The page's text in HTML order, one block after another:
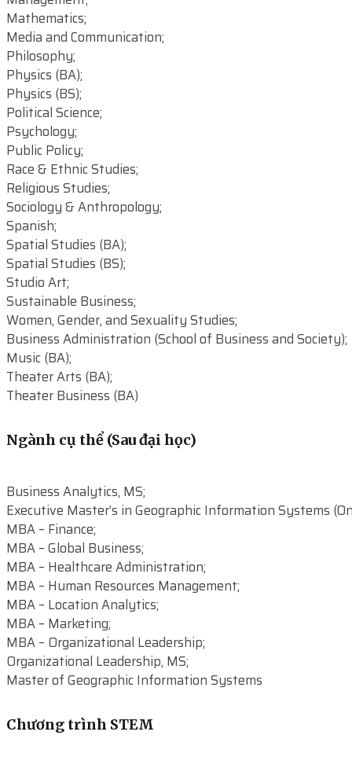
Mathematics;
Media and Communication;
Philosophy;
Physics (BA);
Physics (BS);
Political Science;
Psychology;
Public Policy;
Race & Ethnic Studies;
Religious Studies;
Sociology & Anthropology;
Spanish;
Spatial Studies (BA);
Spatial Studies (BS);
Studio Art;
Sustainable Business;
Women, Gender, and Sexuality Studies;
Business Administration (School of Business and Society);
Music (BA);
Theater Arts (BA);
Theater Business (BA)
Ngành cụ thể (Sau đại học)
Business Analytics, MS;
Executive Master’s in Geographic Information Systems
MBA – Finance;
MBA – Global Business;
MBA – Healthcare Administration;
MBA – Human Resources Management;
MBA – Location Analytics;
MBA – Marketing;
MBA – Organizational Leadership;
Organizational Leadership, MS;
Master of Geographic Information Systems
Chương trình STEM